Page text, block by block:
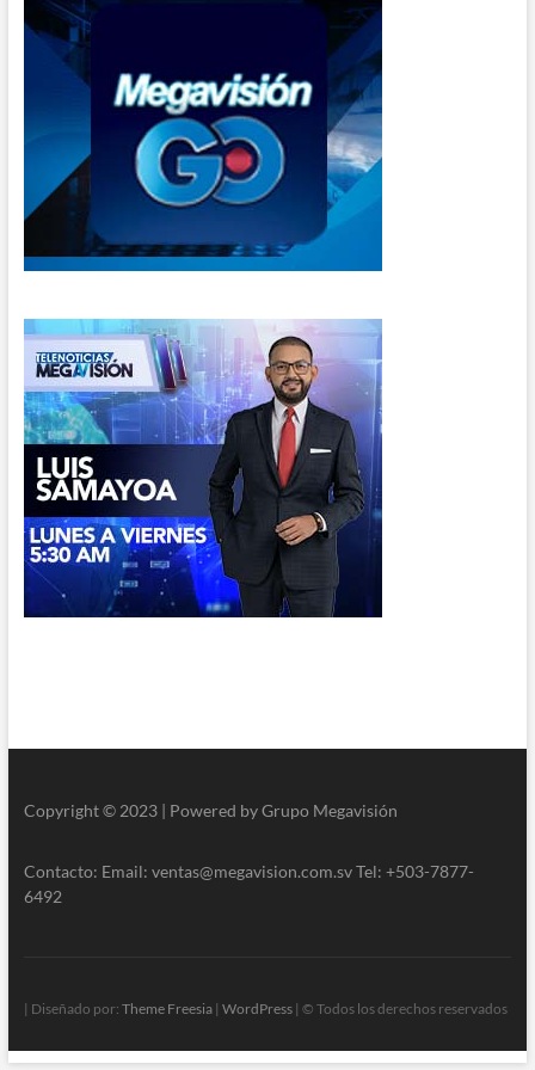
Copyright © 2023 | Powered by Grupo Megavisión
Contacto: Email: ventas@megavision.com.sv Tel: +503-7877-
6492
| Diseñado por: Theme Freesia| WordPress| © Todos los derechos reservados